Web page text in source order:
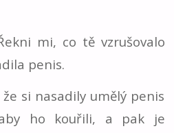
mi, co tě vzrušovalo
penis.
si nasadily umělý penis
ho kouřili, a pak je